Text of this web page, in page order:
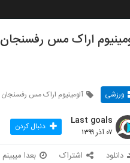
اراک مس رفسنجان
ورزشی آلومینیوم اراک مس رفسنجان
Last goals
۰۷ آذر ۱۳۹۹ دنبال کردن
دانلود اشتراک بعدا میبینم